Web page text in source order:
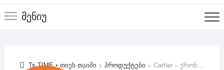
მენიუ
Ts.TIME • თიეს თაიმი > პროდუქტები > Cartier – ქრონოგრაფი (ელემენტი)